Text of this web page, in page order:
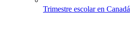
Trimestre escolar en Canadá